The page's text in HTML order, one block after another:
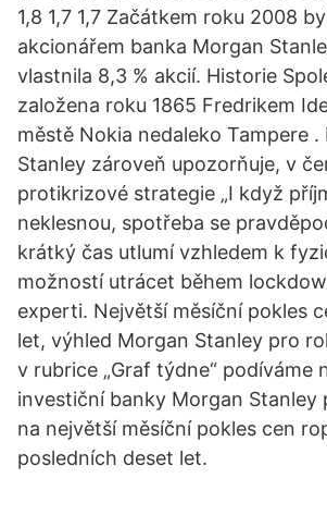
1,8 1,7 1,7 Začátkem roku 2008
akcionářem banka Morgan
vlastnila 8,3 % akcií. Historie
založena roku 1865 Fredrikem
městě Nokia nedaleko Tampere .
Stanley zároveň upozorňuje, v
protikrizové strategie „I když
neklesnou, spotřeba se
krátký čas utlumí vzhledem k
možností utrácet během
experti. Největší měsíční pokles
let, výhled Morgan Stanley pro
v rubrice „Graf týdne“ podíváme
investiční banky Morgan Stanley
na největší měsíční pokles cen
posledních deset let.